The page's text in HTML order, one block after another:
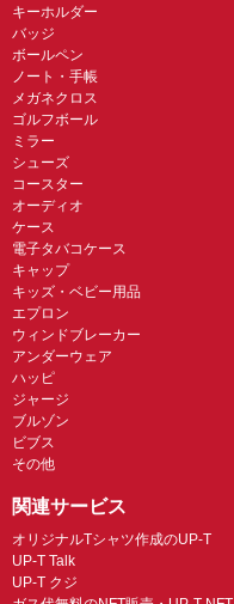
キーホルダー
バッジ
ボールペン
ノート・手帳
メガネクロス
ゴルフボール
ミラー
シューズ
コースター
オーディオ
ケース
電子タバコケース
キャップ
キッズ・ベビー用品
エプロン
ウィンドブレーカー
アンダーウェア
ハッピ
ジャージ
ブルゾン
ビブス
その他
関連サービス
オリジナルTシャツ作成のUP-T
UP-T Talk
UP-T クジ